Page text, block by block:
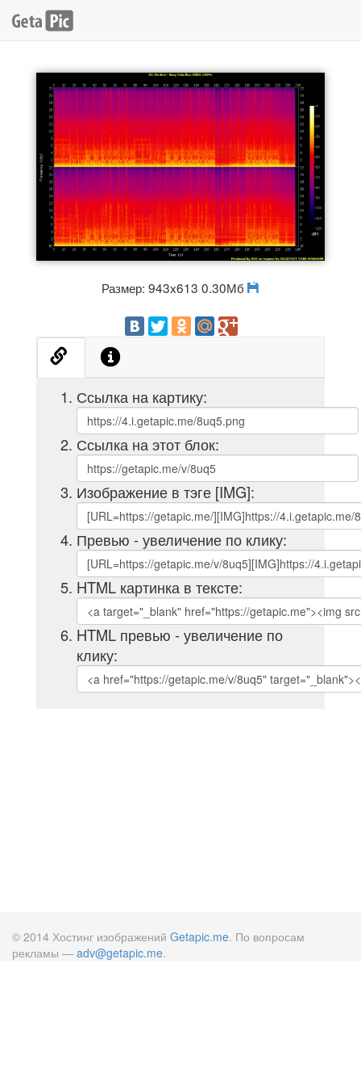
Размер: 943x613 0.30Мб
Ссылка на картику:
Ссылка на этот блок:
Изображение в тэге [IMG]:
Превью - увеличение по клику:
HTML картинка в тексте:
HTML превью - увеличение по
клику:
© 2014 Хостинг изображений Getapic.me. По вопросам
рекламы — adv@getapic.me.